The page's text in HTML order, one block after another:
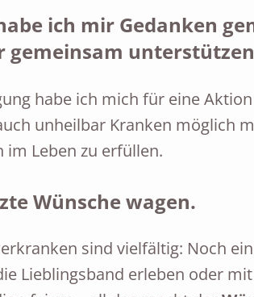
ich mir Gedanken
gemeinsam
habe ich mich für eine
unheilbar Kranken möglich
im Leben zu erfüllen.
Wünsche wagen.
sind vielfältig: Noch
Lieblingsband erleben oder